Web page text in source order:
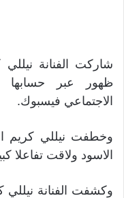
شاركت الفنانة
ظهور عبر
الاجتماعي فيسبوك.
وخطفت نيللي كريم
الاسود ولاقت تفاعلا
وكشفت الفنانة